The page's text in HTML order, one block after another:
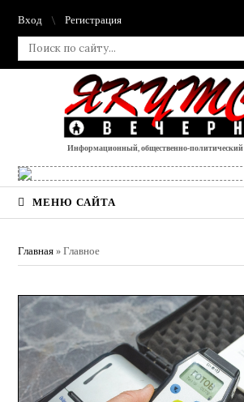
Вход Регистрация
Информационный, общественно-политический
МЕНЮ САЙТА
Главная »Главное